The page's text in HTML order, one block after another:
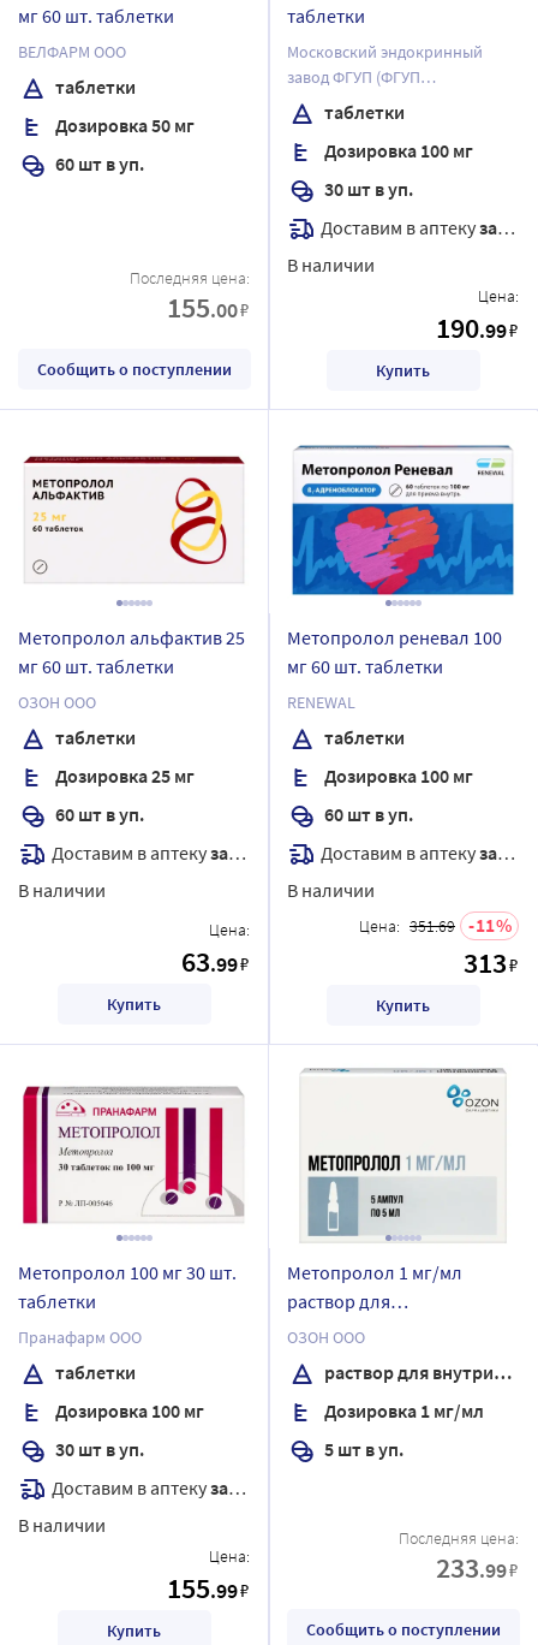
мг 60 шт. таблетки
ВЕЛФАРМ ООО
таблетки
Дозировка 50 мг
60 шт в уп.
Последняя цена:
155.00₽
Сообщить о поступлении
таблетки
Московский эндокринный
завод ФГУП (ФГУП
"ЭНДОФАРМ")
таблетки
Дозировка 100 мг
30 шт в уп.
Доставим в аптекузавтра
В наличии
Цена:
190.99₽
Купить
Метопролол альфактив 25
мг 60 шт. таблетки
ОЗОН ООО
таблетки
Дозировка 25 мг
60 шт в уп.
Доставим в аптекузавтра
В наличии
Цена:
63.99₽
Купить
Метопролол реневал 100
мг 60 шт. таблетки
RENEWAL
таблетки
Дозировка 100 мг
60 шт в уп.
Доставим в аптекузавтра
В наличии
Цена: 351.69 11
313₽
Купить
Метопролол 100 мг 30 шт.
таблетки
Пранафарм ООО
таблетки
Дозировка 100 мг
30 шт в уп.
Доставим в аптекузавтра
В наличии
Цена:
155.99₽
Купить
Метопролол 1 мг/мл
раствор для
внутривенного введения 5
мл ампулы 5 шт.
ОЗОН ООО
раствор для внутривенного введения
Дозировка 1 мг/мл
5 шт в уп.
Последняя цена:
233.99₽
Сообщить о поступлении